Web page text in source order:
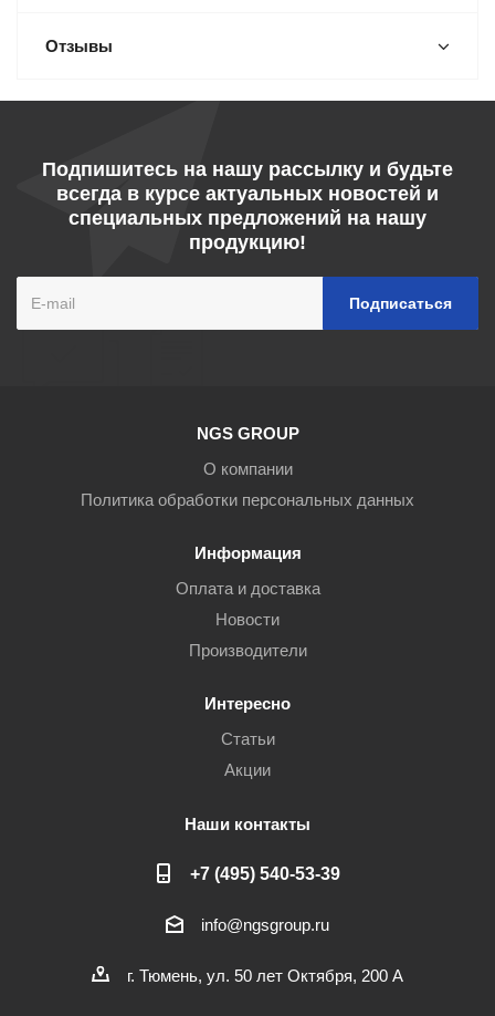
Отзывы
Подпишитесь на нашу рассылку и будьте
всегда в курсе актуальных новостей и
специальных предложений на нашу
продукцию!
NGS GROUP
О компании
Политика обработки персональных данных
Информация
Оплата и доставка
Новости
Производители
Интересно
Статьи
Акции
Наши контакты
+7 (495) 540-53-39
info@ngsgroup.ru
г. Тюмень, ул. 50 лет Октября, 200 А